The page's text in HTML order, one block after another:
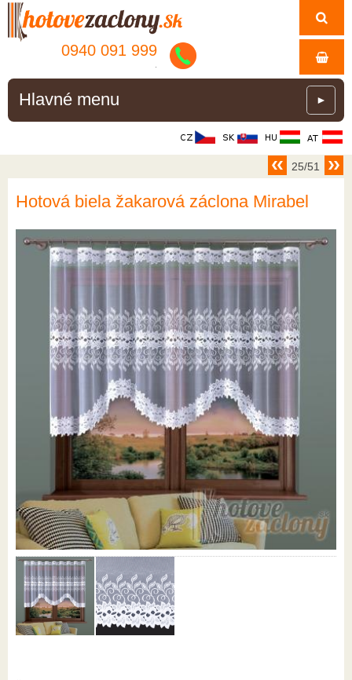
0940 091 999
Hlavné menu ►
25/51
Hotová biela žakarová záclona Mirabel